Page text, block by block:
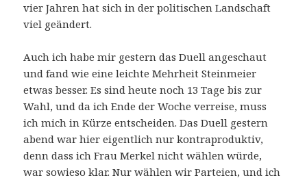
vier Jahren hat sich in der politischen Landschaft
viel geändert.
Auch ich habe mir gestern das Duell angeschaut
und fand wie eine leichte Mehrheit Steinmeier
etwas besser. Es sind heute noch 13 Tage bis zur
Wahl, und da ich Ende der Woche verreise, muss
ich mich in Kürze entscheiden. Das Duell gestern
abend war hier eigentlich nur kontraproduktiv,
denn dass ich Frau Merkel nicht wählen würde,
war sowieso klar. Nur wählen wir Parteien, und ich